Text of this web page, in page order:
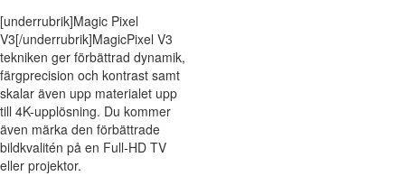
[underrubrik]Magic Pixel
V3[/underrubrik]MagicPixel V3
tekniken ger förbättrad dynamik,
färgprecision och kontrast samt
skalar även upp materialet upp
till 4K-upplösning. Du kommer
även märka den förbättrade
bildkvalitén på en Full-HD TV
eller projektor.